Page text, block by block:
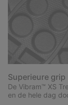
Superieure grip
De Vibram™ XS
en de hele dag